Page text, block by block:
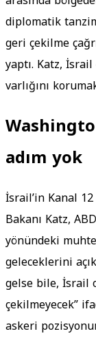
diplomatik
geri çekilme
yaptı. Katz,
varlığını
adım yok
İsrail’in Kanal
Bakanı Katz,
yönündeki
geleceklerini
gelse bile, İsrail
çekilmeyecek”
askeri